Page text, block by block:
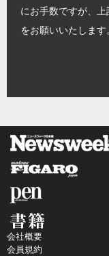
にお手数ですが、
をお願いいたします。
会社概要
会員規約